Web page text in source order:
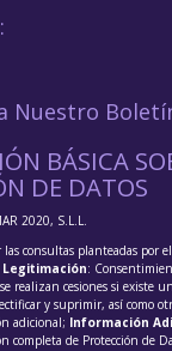
Nuestro
BÁSICA
DE DATOS
2020, S.L.L.
las consultas planteadas por
Legitimación:
realizan cesiones si existe
y suprimir, así como
adicional; Información
completa de Protección de